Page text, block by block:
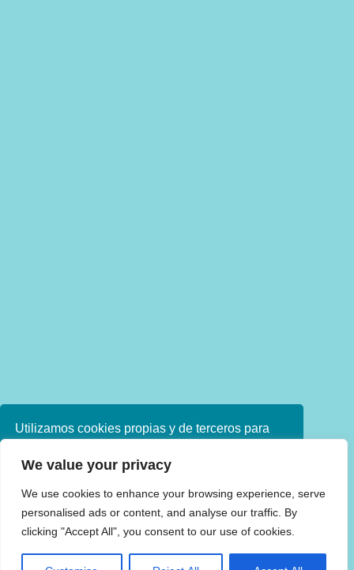
Utilizamos cookies propias y de terceros para
navegando, consideramos que acepta su uso.
política de cookies consulte nuestra
Política de
privacidad
We value your privacy
We use cookies to enhance your browsing experience, serve
personalised ads or content, and analyse our traffic. By
clicking "Accept All", you consent to our use of cookies.